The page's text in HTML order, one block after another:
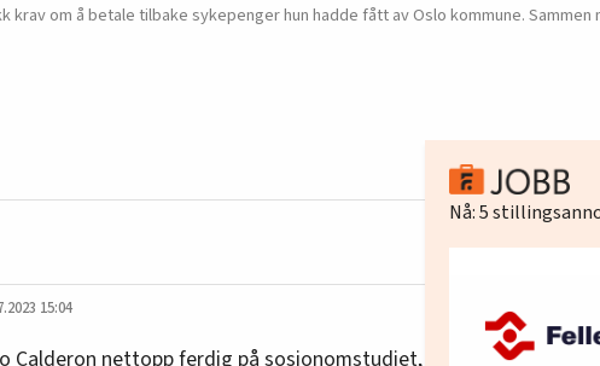
krav om å betale tilbake sykepenger hun hadde fått av Oslo kommune. Sammen
15:04
Calderon nettopp ferdig på sosionomstudiet,
Nå:5